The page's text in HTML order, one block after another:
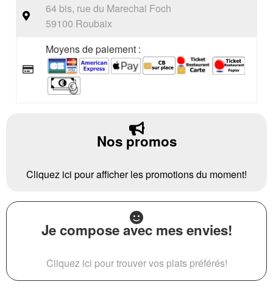
64 bis, rue du Marechal Foch
59100 Roubaix
Moyens de paiement :
Nos promos
Cliquez ici pour afficher les promotions du moment!
Je compose avec mes envies!
Cliquez ici pour trouver vos plats préférés!